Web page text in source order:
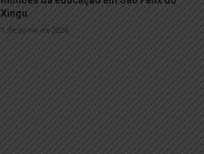
Xingu
1 de julho de 2026